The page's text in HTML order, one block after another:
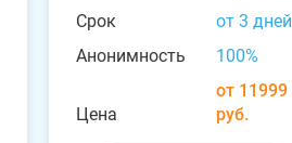
Срок
от 3 дней
Анонимность
100%
Цена
от 11999
руб.